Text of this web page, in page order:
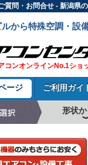
質問・お問合せ - 新潟県
から特殊空調・設
コンオンラインNo.1ショ
ージ ご利用ガイ
形状